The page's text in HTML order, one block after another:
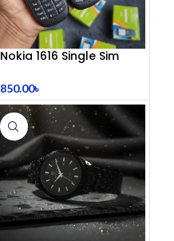
Nokia 1616 Single Sim
850.00৳